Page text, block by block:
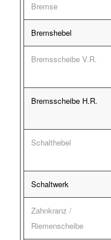
Bremse
Bremshebel
Bremsscheibe V.R.
Bremsscheibe H.R.
Schalthebel
Schaltwerk
Zahnkranz /
Riemenscheibe